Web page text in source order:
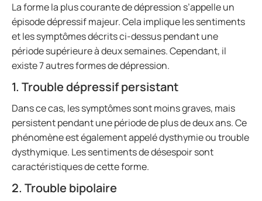
La forme la plus courante de dépression s’appelle un
épisode dépressif majeur. Cela implique les sentiments
et les symptômes décrits ci-dessus pendant une
période supérieure à deux semaines. Cependant, il
existe 7 autres formes de dépression.
1. Trouble dépressif persistant
Dans ce cas, les symptômes sont moins graves, mais
persistent pendant une période de plus de deux ans. Ce
phénomène est également appelé dysthymie ou trouble
dysthymique. Les sentiments de désespoir sont
caractéristiques de cette forme.
2. Trouble bipolaire